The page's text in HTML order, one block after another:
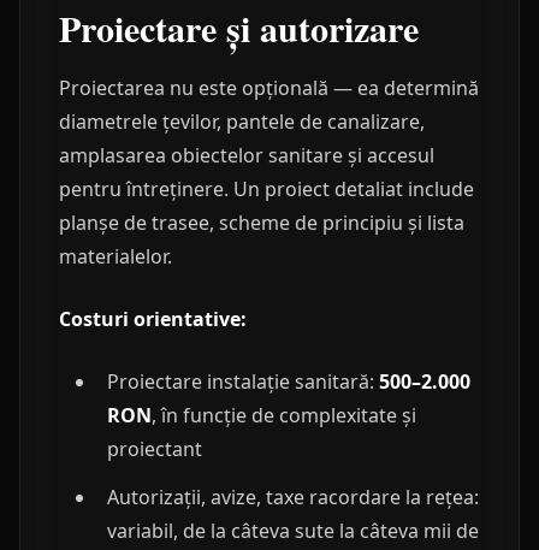
Proiectare și autorizare
Proiectarea nu este opțională — ea determină
diametrele țevilor, pantele de canalizare,
amplasarea obiectelor sanitare și accesul
pentru întreținere. Un proiect detaliat include
planșe de trasee, scheme de principiu și lista
materialelor.
Costuri orientative:
Proiectare instalație sanitară: 500–2.000
RON, în funcție de complexitate și
proiectant
Autorizații, avize, taxe racordare la rețea:
variabil, de la câteva sute la câteva mii de